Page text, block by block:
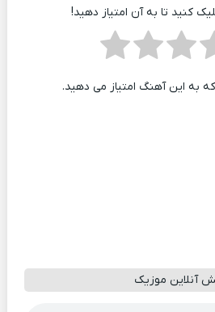
کنید تا به آن امتیاز دهید!
به این آهنگ امتیاز می دهید.
آنلاین موزیک